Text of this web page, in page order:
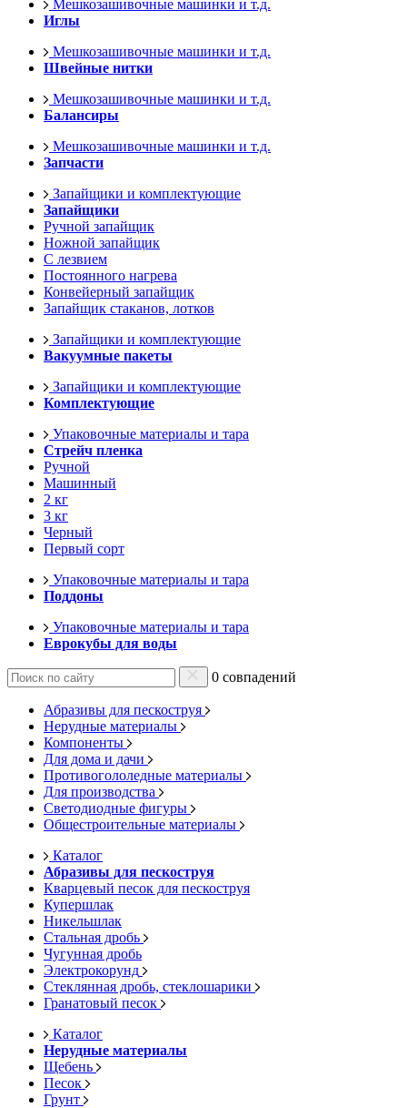
Мешкозашивочные машинки и т.д.
Иглы
Мешкозашивочные машинки и т.д.
Швейные нитки
Мешкозашивочные машинки и т.д.
Балансиры
Мешкозашивочные машинки и т.д.
Запчасти
Запайщики и комплектующие
Запайщики
Ручной запайщик
Ножной запайщик
С лезвием
Постоянного нагрева
Конвейерный запайщик
Запайщик стаканов, лотков
Запайщики и комплектующие
Вакуумные пакеты
Запайщики и комплектующие
Комплектующие
Упаковочные материалы и тара
Стрейч пленка
Ручной
Машинный
2 кг
3 кг
Черный
Первый сорт
Упаковочные материалы и тара
Поддоны
Упаковочные материалы и тара
Еврокубы для воды
0 совпадений
Абразивы для пескоструя
Нерудные материалы
Компоненты
Для дома и дачи
Противогололедные материалы
Для производства
Светодиодные фигуры
Общестроительные материалы
Каталог
Абразивы для пескоструя
Кварцевый песок для пескоструя
Купершлак
Никельшлак
Стальная дробь
Чугунная дробь
Электрокорунд
Стеклянная дробь, стеклошарики
Гранатовый песок
Каталог
Нерудные материалы
Щебень
Песок
Грунт